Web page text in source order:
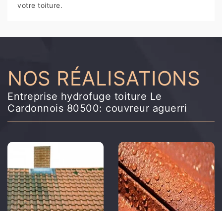
votre toiture.
NOS RÉALISATIONS
Entreprise hydrofuge toiture Le
Cardonnois 80500: couvreur aguerri